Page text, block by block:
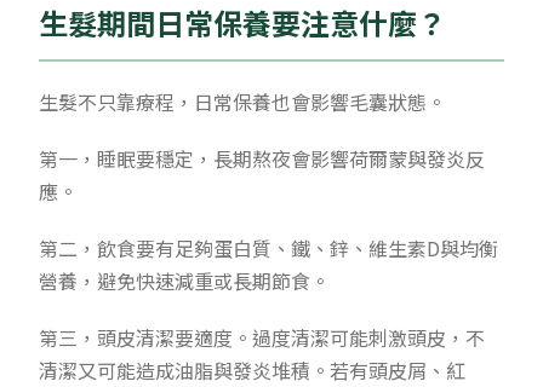
生髮期間日常保養要注意什麼？
生髮不只靠療程，日常保養也會影響毛囊狀態。
第一，睡眠要穩定，長期熬夜會影響荷爾蒙與發炎反
應。
第二，飲食要有足夠蛋白質、鐵、鋅、維生素D與均衡
營養，避免快速減重或長期節食。
第三，頭皮清潔要適度。過度清潔可能刺激頭皮，不
清潔又可能造成油脂與發炎堆積。若有頭皮屑、紅